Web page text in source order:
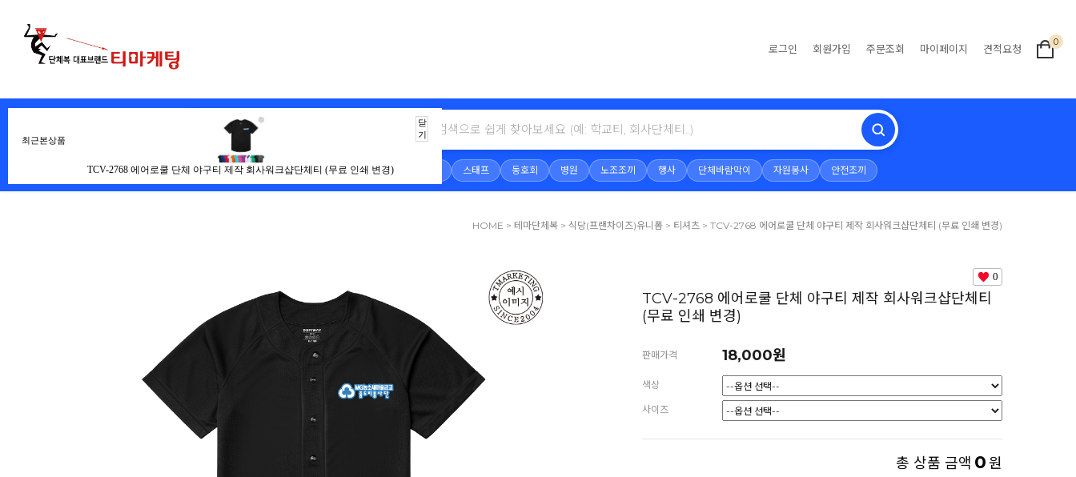
최근본상품
TCV-2768 에어로쿨 단체 야구티 제작 회사워크샵단체티 (무료 인쇄 변경)
닫
기
로그인 회원가입 주문조회 마이페이지 견적요청
0
전체 학교단체복 교회티 회사단체 스태프 동호회 병원 노조조끼 행사 단체바람막이 자원봉사 안전조끼
HOME > 테마단체복 > 식당(프랜차이즈)유니폼 > 티셔츠 > TCV-2768 에어로쿨 단체 야구티 제작 회사워크샵단체티 (무료 인쇄 변경)
0
TCV-2768 에어로쿨 단체 야구티 제작 회사워크샵단체티
(무료 인쇄 변경)
판매가격 18,000원
색상
사이즈
총 상품 금액 0원